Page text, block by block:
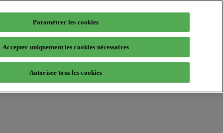
Paramétrer les cookies
Accepter uniquement les cookies nécessaires
Autoriser tous les cookies